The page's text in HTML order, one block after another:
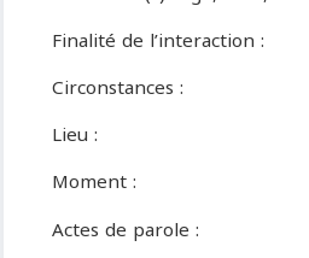
Finalité de l’interaction :
Circonstances :
Lieu :
Moment :
Actes de parole :